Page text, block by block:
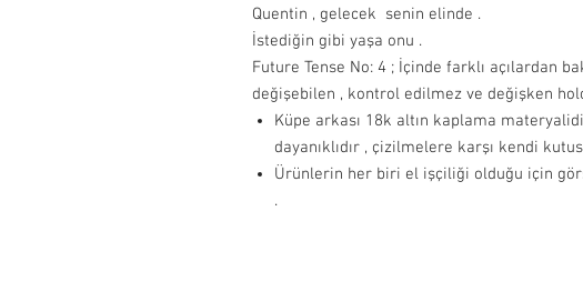
Quentin , gelecek senin elinde .
İstediğin gibi yaşa onu .
Future Tense No: 4 ; İçinde farklı açılardan
değişebilen , kontrol edilmez ve değişken
Küpe arkası 18k altın kaplama
dayanıklıdır , çizilmelere karşı kendi
Ürünlerin her biri el işçiliği olduğu için
.